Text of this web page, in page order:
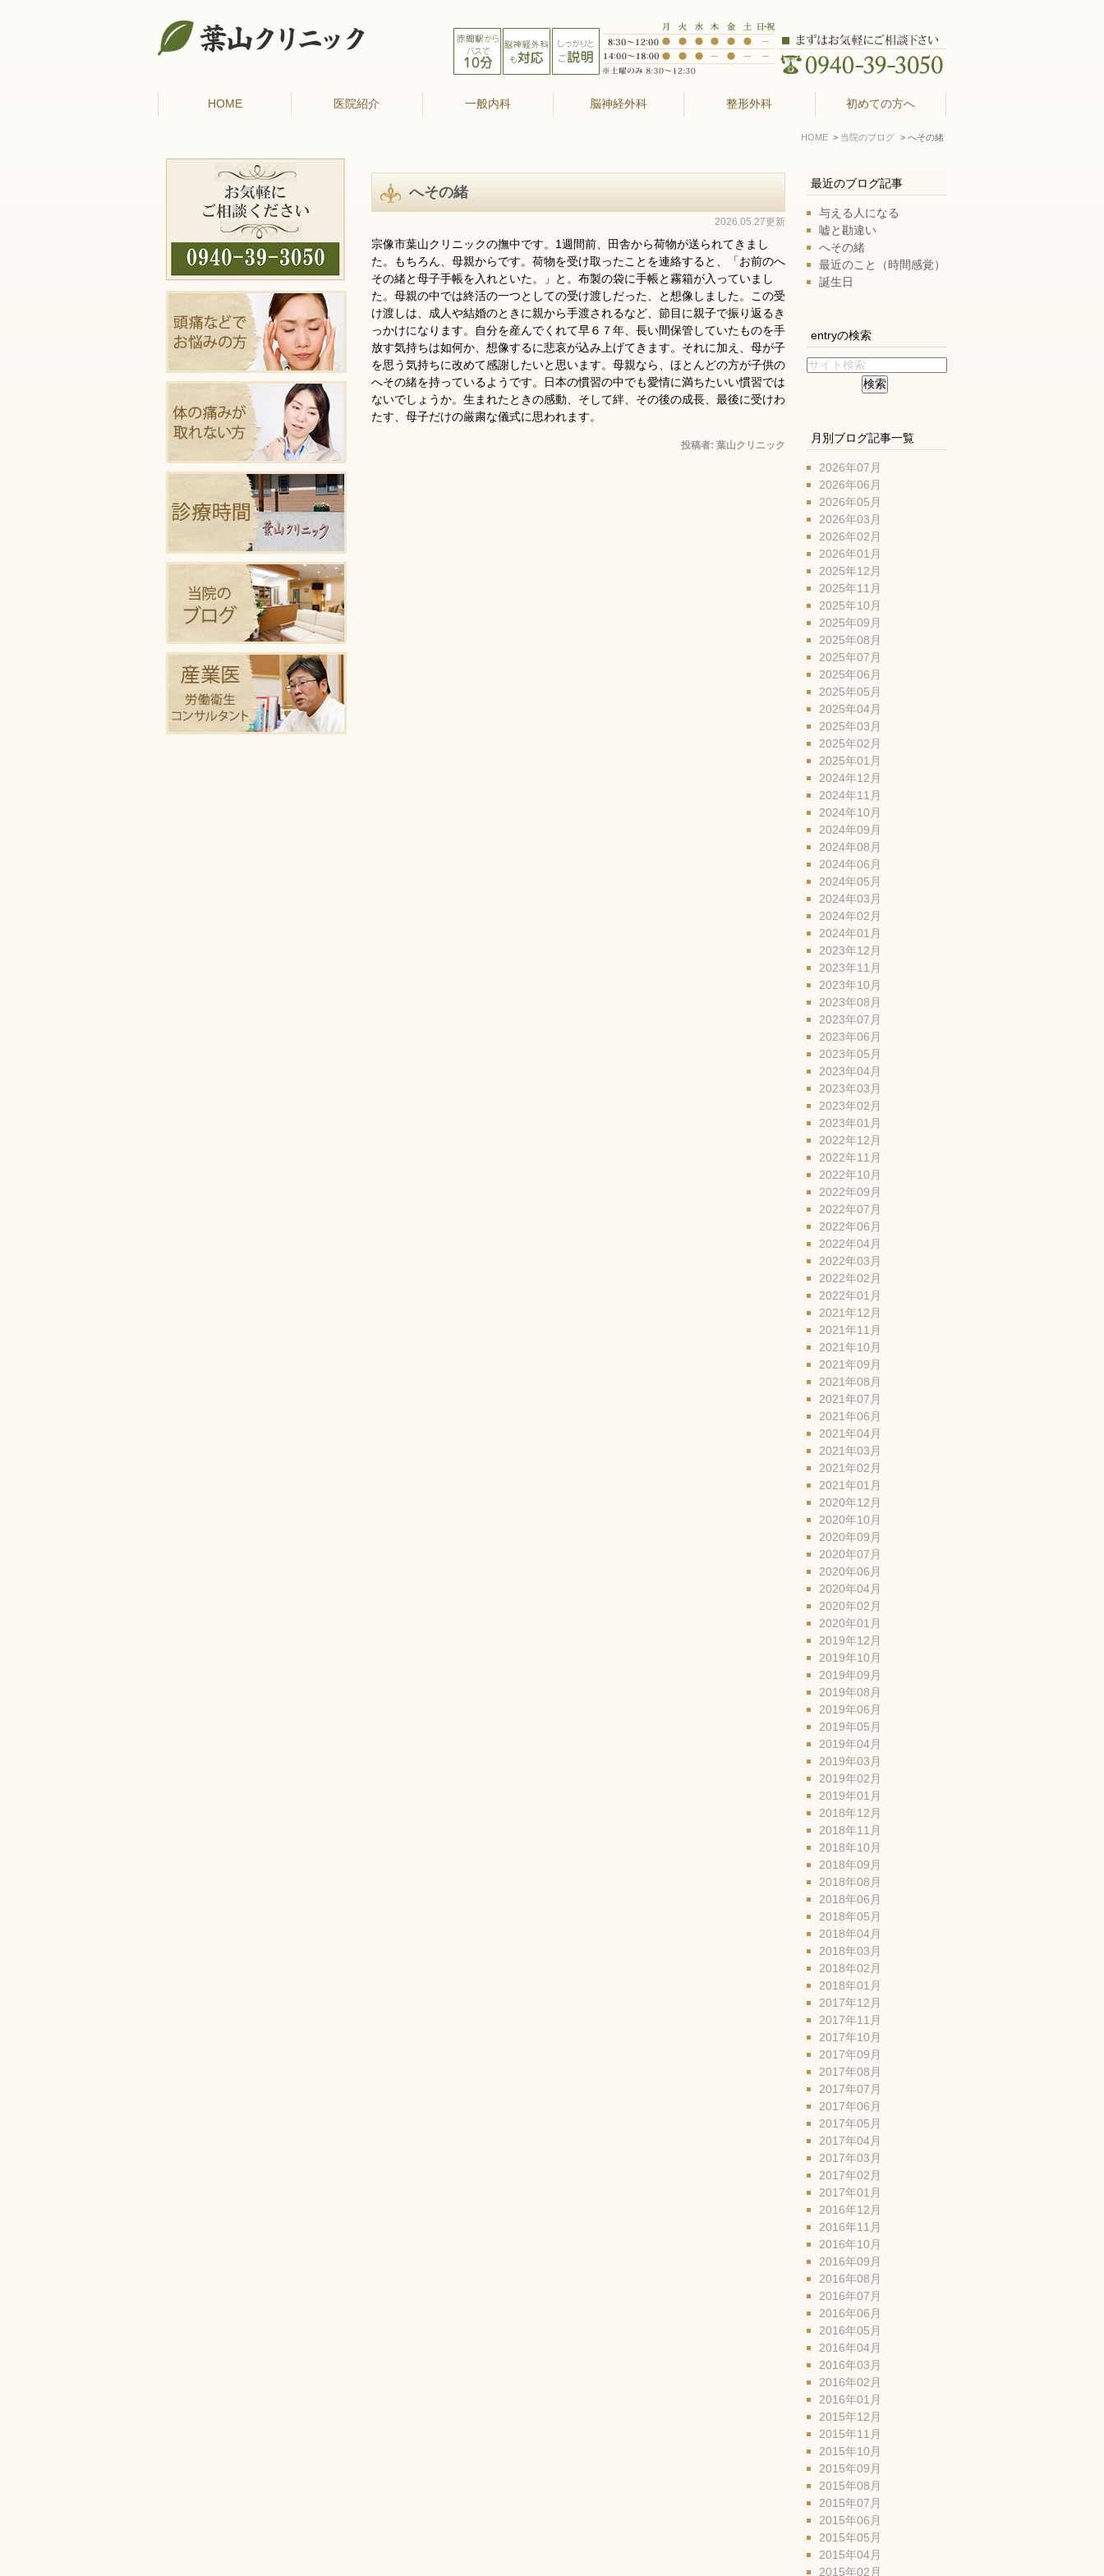
HOME 医院紹介 一般内科 脳神経外科 整形外科 初めての方へ
HOME 当院のブログ へその緒
へその緒
2026.05.27更新
宗像市葉山クリニックの撫中です。1週間前、田舎から荷物が送られてきまし
た。もちろん、母親からです。荷物を受け取ったことを連絡すると、「お前のへ
その緒と母子手帳を入れといた。」と。布製の袋に手帳と霧箱が入っていまし
た。母親の中では終活の一つとしての受け渡しだった、と想像しました。この受
け渡しは、成人や結婚のときに親から手渡されるなど、節目に親子で振り返るき
っかけになります。自分を産んでくれて早６７年、長い間保管していたものを手
放す気持ちは如何か、想像するに悲哀が込み上げてきます。それに加え、母が子
を思う気持ちに改めて感謝したいと思います。母親なら、ほとんどの方が子供の
へその緒を持っているようです。日本の慣習の中でも愛情に満ちたいい慣習では
ないでしょうか。生まれたときの感動、そして絆、その後の成長、最後に受けわ
たす、母子だけの厳粛な儀式に思われます。
投稿者: 葉山クリニック
最近のブログ記事
与える人になる
嘘と勘違い
へその緒
最近のこと（時間感覚）
誕生日
entryの検索
月別ブログ記事一覧
2026年07月
2026年06月
2026年05月
2026年03月
2026年02月
2026年01月
2025年12月
2025年11月
2025年10月
2025年09月
2025年08月
2025年07月
2025年06月
2025年05月
2025年04月
2025年03月
2025年02月
2025年01月
2024年12月
2024年11月
2024年10月
2024年09月
2024年08月
2024年06月
2024年05月
2024年03月
2024年02月
2024年01月
2023年12月
2023年11月
2023年10月
2023年08月
2023年07月
2023年06月
2023年05月
2023年04月
2023年03月
2023年02月
2023年01月
2022年12月
2022年11月
2022年10月
2022年09月
2022年07月
2022年06月
2022年04月
2022年03月
2022年02月
2022年01月
2021年12月
2021年11月
2021年10月
2021年09月
2021年08月
2021年07月
2021年06月
2021年04月
2021年03月
2021年02月
2021年01月
2020年12月
2020年10月
2020年09月
2020年07月
2020年06月
2020年04月
2020年02月
2020年01月
2019年12月
2019年10月
2019年09月
2019年08月
2019年06月
2019年05月
2019年04月
2019年03月
2019年02月
2019年01月
2018年12月
2018年11月
2018年10月
2018年09月
2018年08月
2018年06月
2018年05月
2018年04月
2018年03月
2018年02月
2018年01月
2017年12月
2017年11月
2017年10月
2017年09月
2017年08月
2017年07月
2017年06月
2017年05月
2017年04月
2017年03月
2017年02月
2017年01月
2016年12月
2016年11月
2016年10月
2016年09月
2016年08月
2016年07月
2016年06月
2016年05月
2016年04月
2016年03月
2016年02月
2016年01月
2015年12月
2015年11月
2015年10月
2015年09月
2015年08月
2015年07月
2015年06月
2015年05月
2015年04月
2015年02月